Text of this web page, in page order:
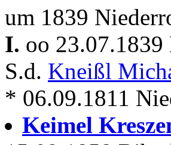
um 1839
I. oo
S.d. Kneißl
* 06.09.1811
Keimel